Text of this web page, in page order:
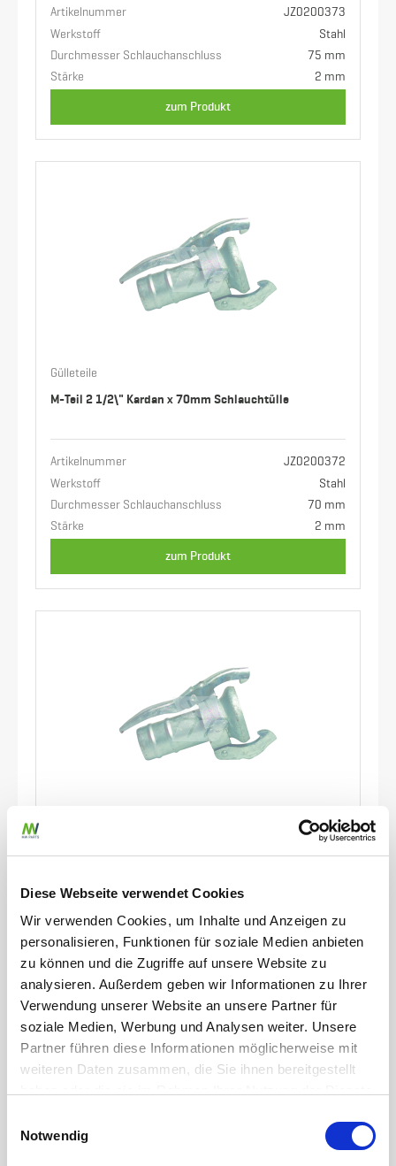
Diese Webseite verwendet Cookies
Wir verwenden Cookies, um Inhalte und Anzeigen zu
personalisieren, Funktionen für soziale Medien anbieten
zu können und die Zugriffe auf unsere Website zu
analysieren. Außerdem geben wir Informationen zu Ihrer
Verwendung unserer Website an unsere Partner für
soziale Medien, Werbung und Analysen weiter. Unsere
Partner führen diese Informationen möglicherweise mit
weiteren Daten zusammen, die Sie ihnen bereitgestellt
Weitere erforderliche Datenschutzinformationen finden
Notwendig
Artikelnummer
JZ0200373
Werkstoff
Stahl
Durchmesser Schlauchanschluss
75 mm
Stärke
2 mm
zum Produkt
Gülleteile
M-Teil 2 1/2\" Kardan x 70mm Schlauchtülle
Artikelnummer
JZ0200372
Werkstoff
Stahl
Durchmesser Schlauchanschluss
70 mm
Stärke
2 mm
zum Produkt
Werkstoff
Stahl
Durchmesser Schlauchanschluss
Stärke
2 mm
zum Produkt